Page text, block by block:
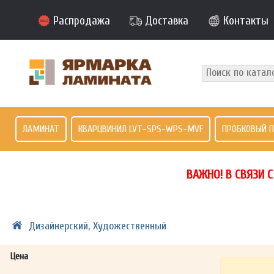
Распродажа Доставка Контакты
ЛАМИНАТ КВАРЦВИНИЛ LVT-SPS-WPS-MVF ПРОБКОВЫЙ
ВАЖНО! В СВЯЗИ
Дизайнерский, Художественный
Цена